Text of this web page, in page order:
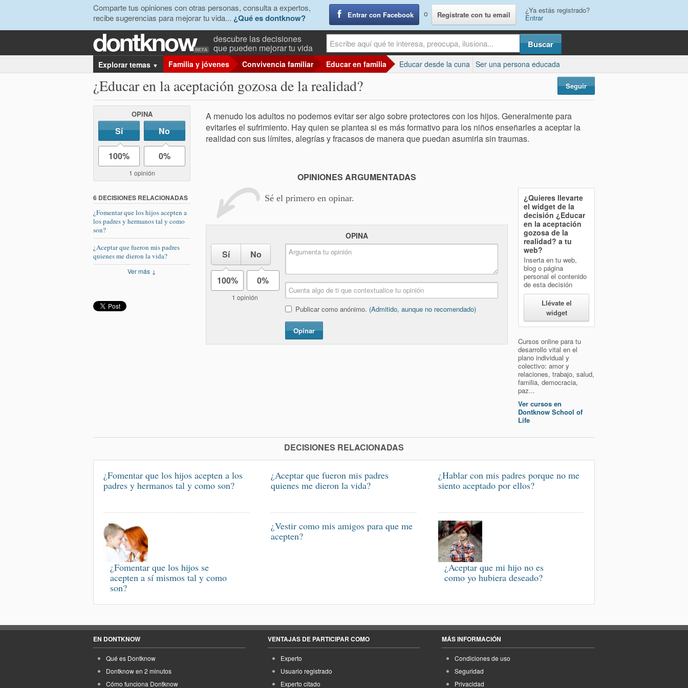
Comparte tus opiniones con otras personas, consulta a expertos,
recibe sugerencias para mejorar tu vida... ¿Qué es dontknow? Entrar con Facebook o Regístrate con tu email ¿Ya estás registrado?
Entrar
descubre las decisiones
que pueden mejorar tu vida
Explorar temas ▼ Familia y jóvenes Convivencia familiar Educar en familia Educar desde la cuna Ser una persona educada
¿Educar en la aceptación gozosa de la realidad? Seguir
OPINA
Sí No
100% 0%
1 opinión
6 DECISIONES RELACIONADAS
¿Fomentar que los hijos acepten a
los padres y hermanos tal y como
son?
¿Aceptar que fueron mis padres
quienes me dieron la vida?
Ver más ↓
A menudo los adultos no podemos evitar ser algo sobre protectores con los hijos. Generalmente para
evitarles el sufrimiento. Hay quien se plantea si es más formativo para los niños enseñarles a aceptar la
realidad con sus límites, alegrías y fracasos de manera que puedan asumirla sin traumas.
OPINIONES ARGUMENTADAS
Sé el primero en opinar.
OPINA
Sí No
100% 0%
1 opinión
Publicar como anónimo. (Admitido, aunque no recomendado)
Opinar
¿Quieres llevarte
el widget de la
decisión ¿Educar
en la aceptación
gozosa de la
realidad? a tu
web?
Inserta en tu web,
blog o página
personal el contenido
de esta decisión
Llévate el
widget
Cursos online para tu
desarrollo vital en el
plano individual y
colectivo: amor y
relaciones, trabajo, salud,
familia, democracia,
paz...
Ver cursos en
Dontknow School of
Life
DECISIONES RELACIONADAS
¿Fomentar que los hijos acepten a los
padres y hermanos tal y como son?
¿Aceptar que fueron mis padres
quienes me dieron la vida?
¿Hablar con mis padres porque no me
siento aceptado por ellos?
¿Fomentar que los hijos se
acepten a sí mismos tal y como
son?
¿Vestir como mis amigos para que me
acepten?
¿Aceptar que mi hijo no es
como yo hubiera deseado?
EN DONTKNOW
Qué es Dontknow
Dontknow en 2 minutos
Cómo funciona Dontknow
VENTAJAS DE PARTICIPAR COMO
Experto
Usuario registrado
Experto citado
MÁS INFORMACIÓN
Condiciones de uso
Seguridad
Privacidad